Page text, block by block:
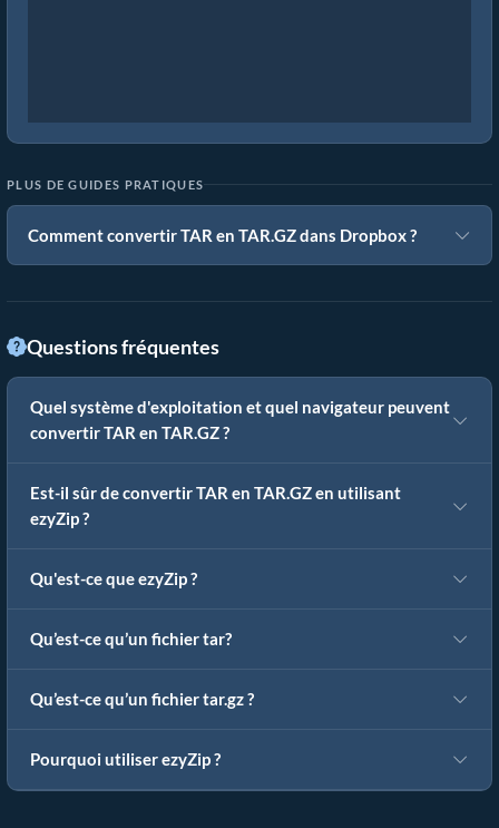
PLUS DE GUIDES PRATIQUES
Comment convertir TAR en TAR.GZ dans Dropbox ?
Questions fréquentes
Quel système d'exploitation et quel navigateur peuvent
convertir TAR en TAR.GZ ?
Est-il sûr de convertir TAR en TAR.GZ en utilisant
ezyZip ?
Qu'est-ce que ezyZip ?
Qu’est-ce qu’un fichier tar?
Qu’est-ce qu’un fichier tar.gz ?
Pourquoi utiliser ezyZip ?